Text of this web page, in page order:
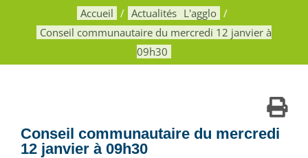
Accueil Actualités L'agglo
Conseil communautaire du mercredi 12 janvier à
09h30
Conseil communautaire du mercredi
12 janvier à 09h30